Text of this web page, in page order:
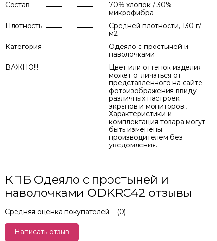
Состав
70% хлопок / 30%
микрофибра
Плотность
Средней плотности, 130 г/
м2
Категория
Одеяло с простыней и
наволочками
ВАЖНО!!!
Цвет или оттенок изделия
может отличаться от
представленного на сайте
фотоизображения ввиду
различных настроек
экранов и мониторов.,
Характеристики и
комплектация товара могут
быть изменены
производителем без
уведомления.
КПБ Одеяло с простыней и
наволочками ODKRC42 отзывы
Средняя оценка покупателей: (0)
Написать отзыв